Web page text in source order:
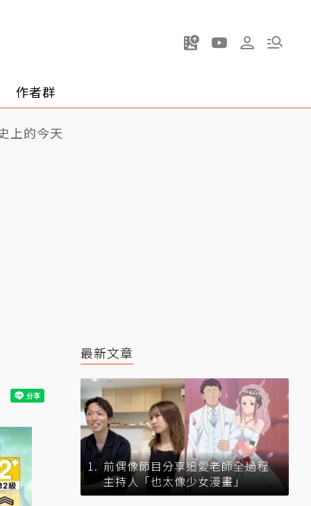
作者群
上的今天
最新文章
前偶像節目分享追愛老師全過程
主持人「也太像少女漫畫」